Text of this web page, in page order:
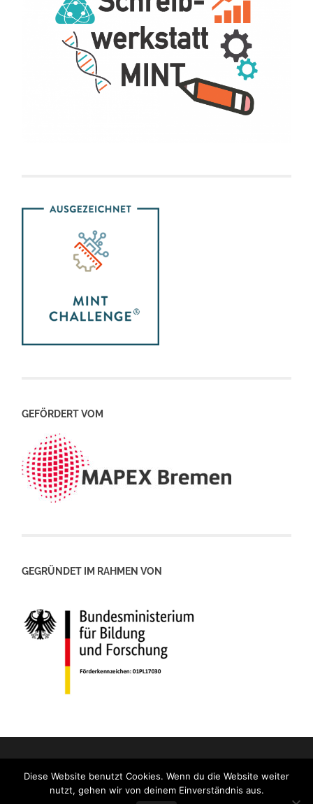
GEFÖRDERT VOM
GEGRÜNDET IM RAHMEN VON
Diese Website benutzt Cookies. Wenn du die Website weiter
nutzt, gehen wir von deinem Einverständnis aus.